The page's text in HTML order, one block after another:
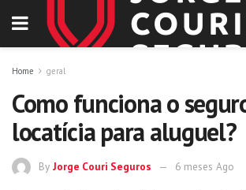
Home geral
Como funciona o
locatícia para aluguel?
By Jorge Couri Seguros 6 meses Ago